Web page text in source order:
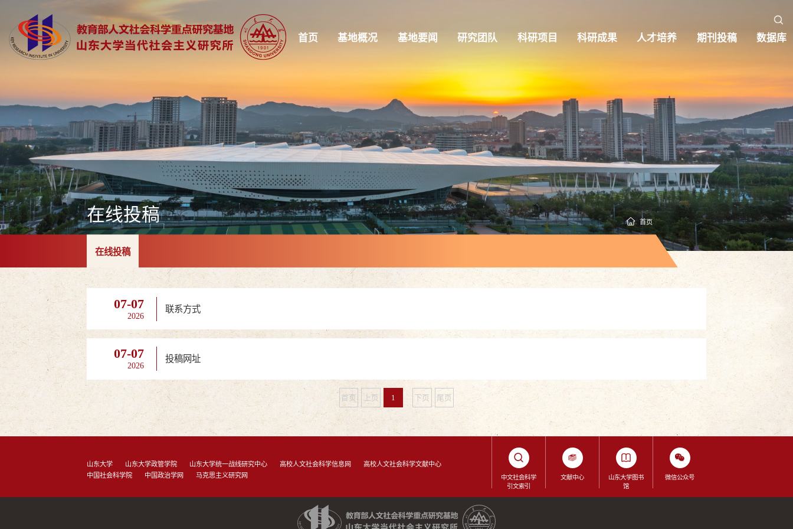
首页 基地概况 基地要闻 研究团队 科研项目 科研成果 人才培养 期刊投稿 数据库
在线投稿 首页
在线投稿
07-07
2026
联系方式
07-07
2026
投稿网址
首页 上页 1 下页 尾页
山东大学 山东大学政管学院 山东大学统一战线研究中心 高校人文社会科学信息网
高校人文社会科学文献中心
中国社会科学院
中国政治学网 马克思主义研究网
中文社会科学
引文索引
文献中心
山东大学图书
馆
微信公众号